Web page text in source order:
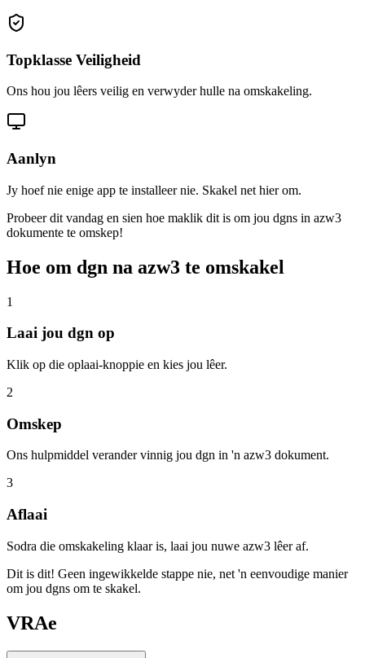
Topklasse Veiligheid
Ons hou jou lêers veilig en verwyder hulle na omskakeling.
Aanlyn
Jy hoef nie enige app te installeer nie. Skakel net hier om.
Probeer dit vandag en sien hoe maklik dit is om jou dgns in azw3
dokumente te omskep!
Hoe om dgn na azw3 te omskakel
1
Laai jou dgn op
Klik op die oplaai-knoppie en kies jou lêer.
2
Omskep
Ons hulpmiddel verander vinnig jou dgn in 'n azw3 dokument.
3
Aflaai
Sodra die omskakeling klaar is, laai jou nuwe azw3 lêer af.
Dit is dit! Geen ingewikkelde stappe nie, net 'n eenvoudige manier
om jou dgns om te skakel.
VRAe